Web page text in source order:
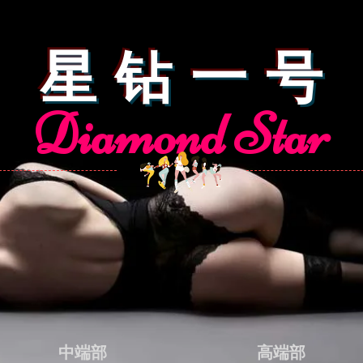
Diamond Star
星 钻 一 号
中端部 高端部